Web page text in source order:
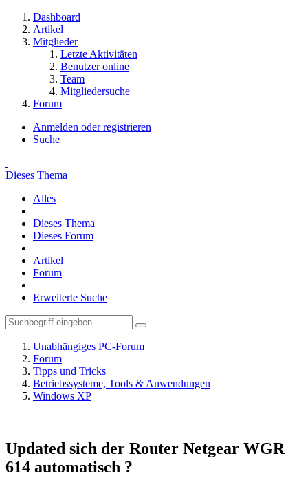
Dashboard
Artikel
Mitglieder
Letzte Aktivitäten
Benutzer online
Team
Mitgliedersuche
Forum
Anmelden oder registrieren
Suche
Dieses Thema
Alles
Dieses Thema
Dieses Forum
Artikel
Forum
Erweiterte Suche
Unabhängiges PC-Forum
Forum
Tipps und Tricks
Betriebssysteme, Tools & Anwendungen
Windows XP
Updated sich der Router Netgear WGR
614 automatisch ?